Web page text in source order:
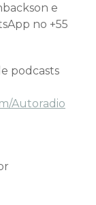
e
no +55
podcasts
Autoradio